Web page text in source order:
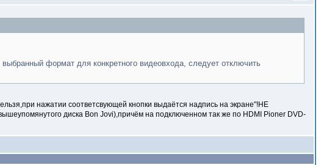
формат для конкретного видеовхода, следует отключить
нажатии соответсвующей кнопки выдаётся надпись на экране"!НЕ
диска Bon Jovi),причём на подключенном так же по HDMI Pioner DVD-